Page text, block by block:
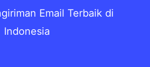
Email Terbaik di
Indonesia